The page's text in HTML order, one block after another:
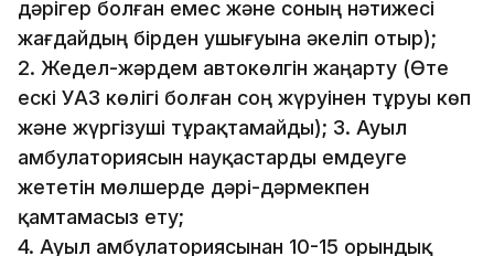
дәрігер болған емес және соның нәтижесі
жағдайдың бірден ушығуына әкеліп отыр);
2. Жедел-жәрдем автокөлгін жаңарту (Өте
ескі УАЗ көлігі болған соң жүруінен тұруы көп
және жүргізуші тұрақтамайды); 3. Ауыл
амбулаториясын науқастарды емдеуге
жететін мөлшерде дәрі-дәрмекпен
қамтамасыз ету;
4. Ауыл амбулаториясынан 10-15 орындық